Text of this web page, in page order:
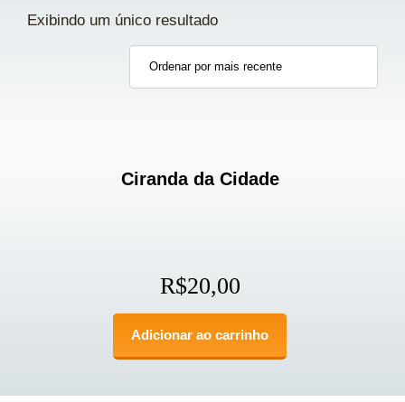
Exibindo um único resultado
Ciranda da Cidade
R$20,00
Adicionar ao carrinho